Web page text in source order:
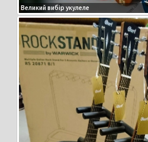
Великий вибір укулеле